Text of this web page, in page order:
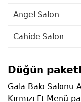
Angel Salon
Cahide Salon
Düğün
Gala Balo Salonu
Kırmızı Et Menü